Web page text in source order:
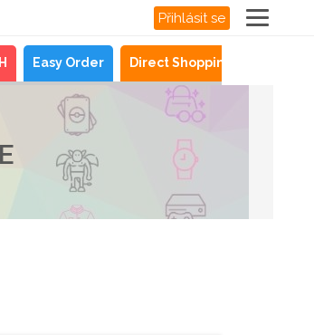
Přihlásit se
Easy Order Direct Shopping